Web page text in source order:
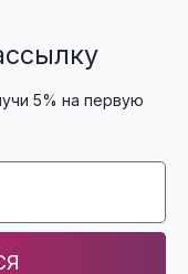
5% на первую